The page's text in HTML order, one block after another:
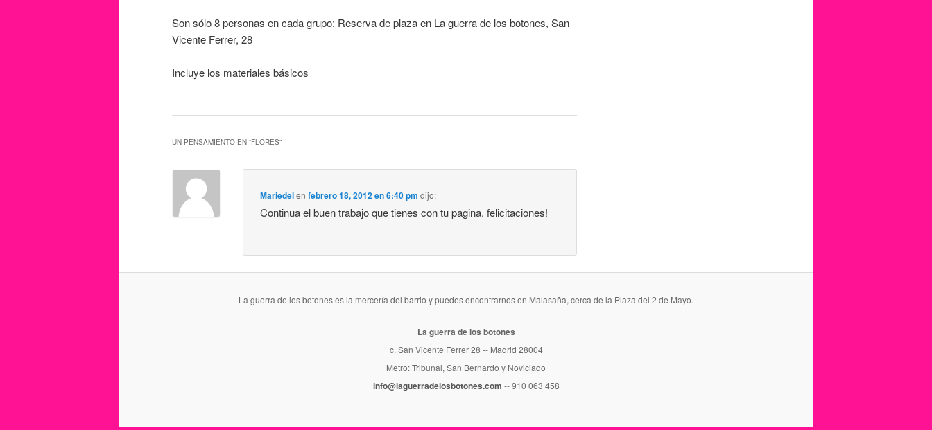
Son sólo 8 personas en cada grupo: Reserva de plaza en La guerra de los botones, San
Vicente Ferrer, 28
Incluye los materiales básicos
UN PENSAMIENTO EN “FLORES”
Mariedelenfebrero 18, 2012 en 6:40 pm dijo:
Continua el buen trabajo que tienes con tu pagina. felicitaciones!
La guerra de los botones es la mercería del barrio y puedes encontrarnos en Malasaña, cerca de la Plaza del 2 de Mayo.
La guerra de los botones
c. San Vicente Ferrer 28 -- Madrid 28004
Metro: Tribunal, San Bernardo y Noviciado
info@laguerradelosbotones.com -- 910 063 458